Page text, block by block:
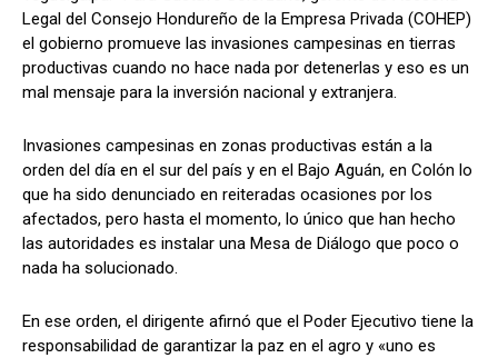
Comparta
Facebook X WhatsApp
Síganos
Comparta
Facebook X WhatsApp
Síganos
Legal del Consejo Hondureño de la Empresa Privada (COHEP)
el gobierno promueve las invasiones campesinas en tierras
productivas cuando no hace nada por detenerlas y eso es un
mal mensaje para la inversión nacional y extranjera.
Invasiones campesinas en zonas productivas están a la
orden del día en el sur del país y en el Bajo Aguán, en Colón lo
que ha sido denunciado en reiteradas ocasiones por los
afectados, pero hasta el momento, lo único que han hecho
las autoridades es instalar una Mesa de Diálogo que poco o
nada ha solucionado.
En ese orden, el dirigente afirnó que el Poder Ejecutivo tiene la
responsabilidad de garantizar la paz en el agro y «uno es